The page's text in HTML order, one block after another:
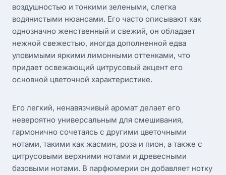
воздушностью и тонкими зелеными, слегка
водянистыми нюансами. Его часто описывают как
однозначно женственный и свежий, он обладает
нежной свежестью, иногда дополненной едва
уловимыми яркими лимонными оттенками, что
придает освежающий цитрусовый акцент его
основной цветочной характеристике.
Его легкий, ненавязчивый аромат делает его
невероятно универсальным для смешивания,
гармонично сочетаясь с другими цветочными
нотами, такими как жасмин, роза и пион, а также с
цитрусовыми верхними нотами и древесными
базовыми нотами. В парфюмерии он добавляет нотку